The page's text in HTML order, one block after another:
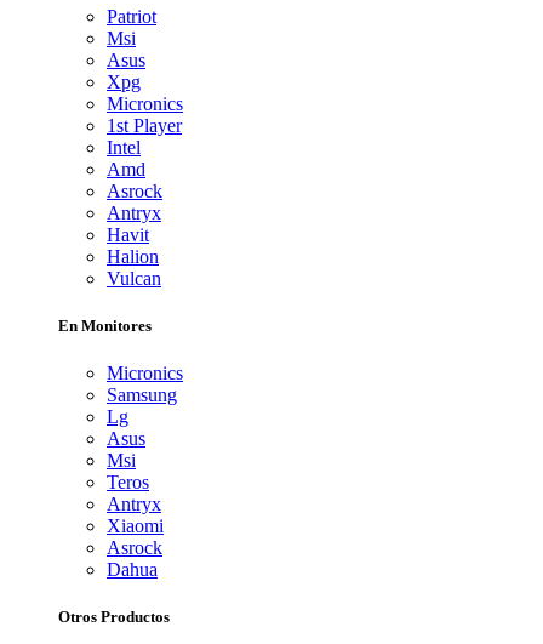
Patriot
Msi
Asus
Xpg
Micronics
1st Player
Intel
Amd
Asrock
Antryx
Havit
Halion
Vulcan
En Monitores
Micronics
Samsung
Lg
Asus
Msi
Teros
Antryx
Xiaomi
Asrock
Dahua
Otros Productos